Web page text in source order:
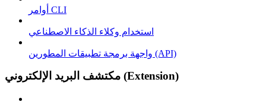
أوامر CLI
استخدام وكلاء الذكاء الاصطناعي
واجهة برمجة تطبيقات المطورين (API)
مكتشف البريد الإلكتروني (Extension)